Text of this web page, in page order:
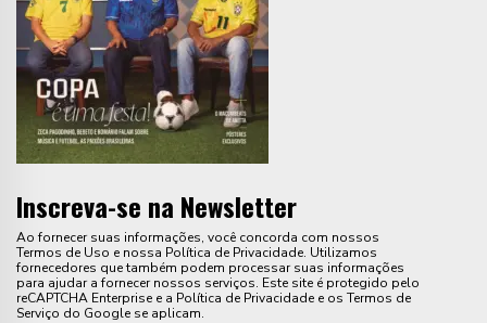
Inscreva-se na Newsletter
Ao fornecer suas informações, você concorda com nossos
Termos de Uso e nossa Política de Privacidade. Utilizamos
fornecedores que também podem processar suas informações
para ajudar a fornecer nossos serviços. Este site é protegido pelo
reCAPTCHA Enterprise e a Política de Privacidade e os Termos de
Serviço do Google se aplicam.